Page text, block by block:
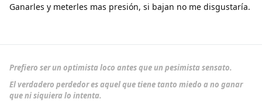
Ganarles y meterles mas presión, si bajan no me disgustaría.
Prefiero ser un optimista loco antes que un pesimista sensato.
El verdadero perdedor es aquel que tiene tanto miedo a no ganar
que ni siquiera lo intenta.